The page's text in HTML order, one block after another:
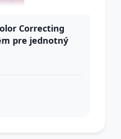
Correcting
pre jednotný
odtieň 5.5 (Cool)